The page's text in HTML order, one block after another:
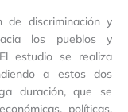
de discriminación y
los pueblos y
estudio se realiza
a estos dos
duración, que se
políticas,